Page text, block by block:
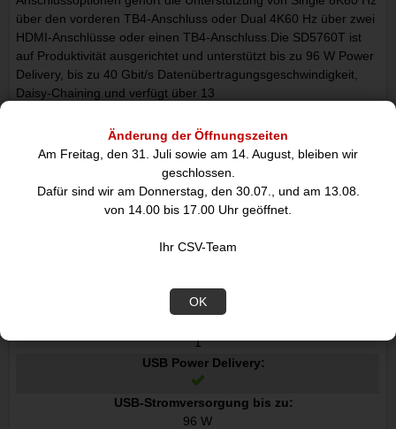
Änderung der Öffnungszeiten
Am Freitag, den 31. Juli sowie am 14. August, bleiben wir
geschlossen.
Dafür sind wir am Donnerstag, den 30.07., und am 13.08.
von 14.00 bis 17.00 Uhr geöffnet.
Ihr CSV-Team
OK
über den vorderen TB4-Anschluss oder Dual 4K60 Hz über zwei
HDMI-Anschlüsse oder einen TB4-Anschluss.Die SD5760T ist
auf Produktivität ausgerichtet und unterstützt bis zu 96 W Power
Delivery, bis zu 40 Gbit/s Datenübertragungsgeschwindigkeit,
Daisy-Chaining und verfügt über 13
Software und drei Jahren Garantie.
Datenblatt
Thunderbolt 4
1
USB Power Delivery:
USB-Stromversorgung bis zu:
96 W